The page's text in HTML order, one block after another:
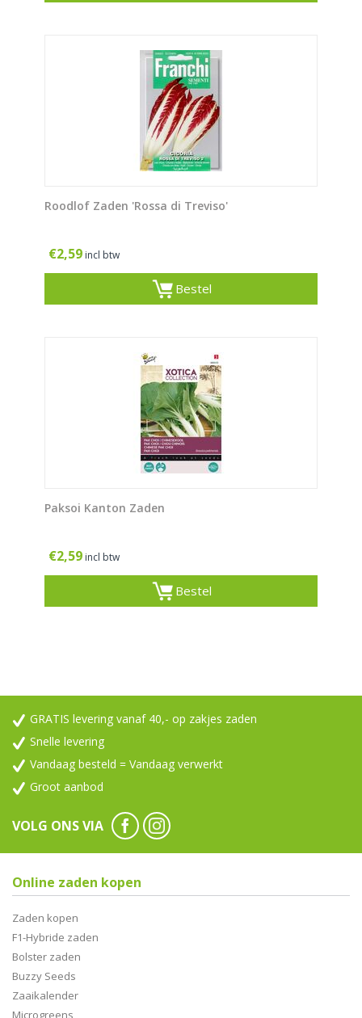
Roodlof Zaden 'Rossa di Treviso'
€2,59 incl btw
Bestel
Paksoi Kanton Zaden
€2,59 incl btw
Bestel
GRATIS levering vanaf 40,- op zakjes zaden
Snelle levering
Vandaag besteld = Vandaag verwerkt
Groot aanbod
VOLG ONS VIA
Online zaden kopen
Zaden kopen
F1-Hybride zaden
Bolster zaden
Buzzy Seeds
Zaaikalender